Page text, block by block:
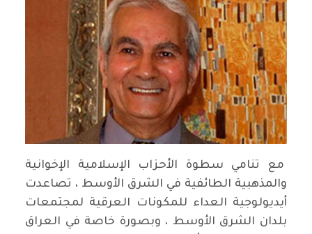
مع تنامي سطوة الأحزاب الإسلامية الإخوانية
والمذهبية الطائفية في الشرق الأوسط ، تصاعدت
أيديولوجية العداء للمكونات العرقية لمجتمعات
بلدان الشرق الأوسط ، وبصورة خاصة في العراق